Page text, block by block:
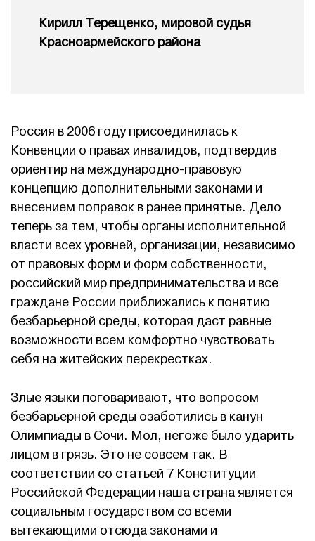
Кирилл Терещенко, мировой судья
Красноармейского района
Россия в 2006 году присоединилась к
Конвенции о правах инвалидов, подтвердив
ориентир на международно-правовую
концепцию дополнительными законами и
внесением поправок в ранее принятые. Дело
теперь за тем, чтобы органы исполнительной
власти всех уровней, организации, независимо
от правовых форм и форм собственности,
российский мир предпринимательства и все
граждане России приближались к понятию
безбарьерной среды, которая даст равные
возможности всем комфортно чувствовать
себя на житейских перекрестках.
Злые языки поговаривают, что вопросом
безбарьерной среды озаботились в канун
Олимпиады в Сочи. Мол, негоже было ударить
лицом в грязь. Это не совсем так. В
соответствии со статьей 7 Конституции
Российской Федерации наша страна является
социальным государством со всеми
вытекающими отсюда законами и